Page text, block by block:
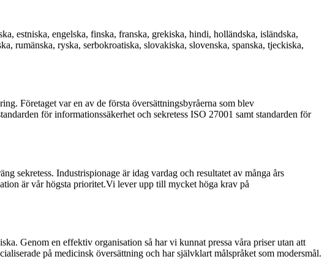
estniska, engelska, finska, franska, grekiska, hindi, holländska, isländska,
rumänska, ryska, serbokroatiska, slovakiska, slovenska, spanska, tjeckiska,
Företaget var en av de första översättningsbyråerna som blev
för informationssäkerhet och sekretess ISO 27001 samt standarden för
sekretess. Industrispionage är idag vardag och resultatet av många års
är vår högsta prioritet.Vi lever upp till mycket höga krav på
Genom en effektiv organisation så har vi kunnat pressa våra priser utan att
på medicinsk översättning och har självklart målspråket som modersmål.